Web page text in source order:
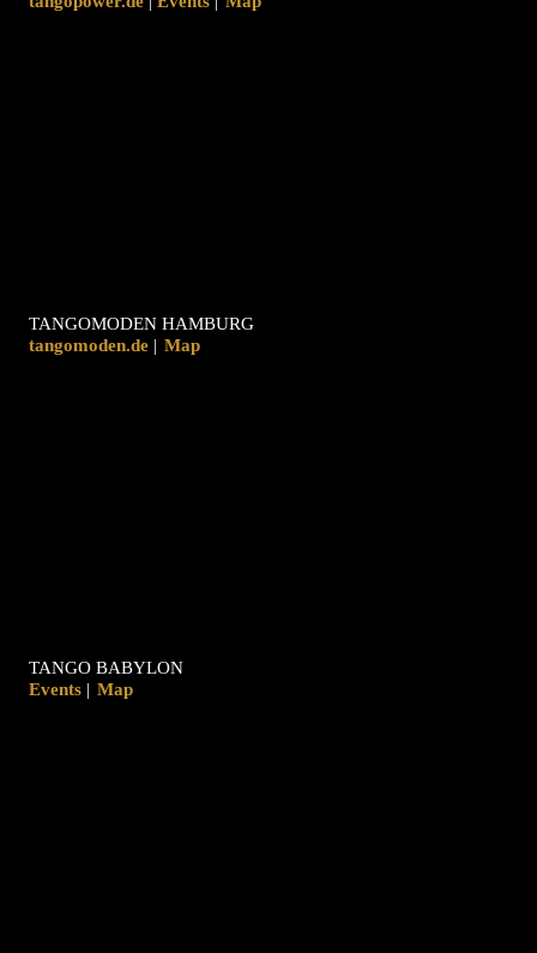
TANGOMODEN HAMBURG
tangomoden.de | Map
TANGO BABYLON
| Map